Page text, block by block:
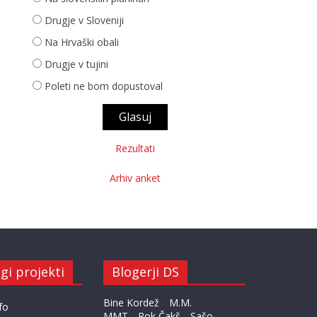
Drugje v Sloveniji
Na Hrvaški obali
Drugje v tujini
Poleti ne bom dopustoval
Rezultati
Arhiv anket
projekti Blogerji DS
Bine Kordež
M.M.